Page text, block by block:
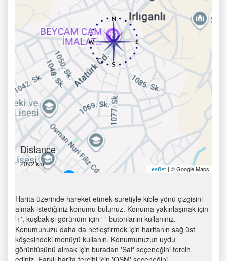
Distance
2092 km
Leaflet | © Google Maps
Harita üzerinde hareket etmek suretiyle kıble yönü çizgisini
almak istediğiniz konumu bulunuz. Konuma yakınlaşmak için
'+', kuşbakışı görünüm için '-' butonlarını kullanınız.
Konumunuzu daha da netleştirmek için haritanın sağ üst
köşesindeki menüyü kullanın. Konumunuzun uydu
görüntüsünü almak için buradan 'Sat' seçeneğini tercih